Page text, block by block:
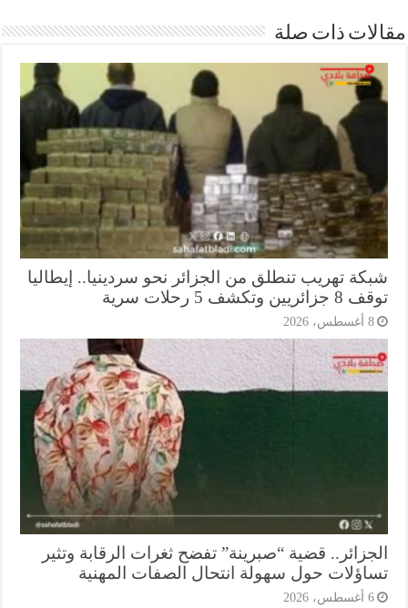
ذات صلة
تهريب تنطلق من الجزائر نحو سردينيا.. إيطاليا
وتكشف 5 رحلات سرية
قضية “صبرينة” تفضح ثغرات الرقابة وتثير
حول سهولة انتحال الصفات المهنية